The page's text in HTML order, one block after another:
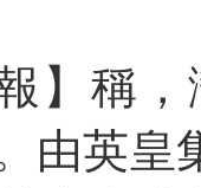
報】稱
由英皇